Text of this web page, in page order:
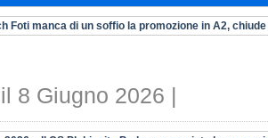
8 Giugno 2026 |